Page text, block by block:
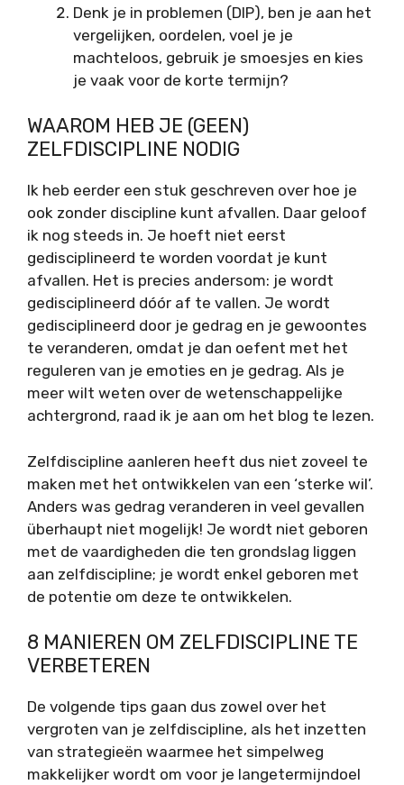
Denk je in problemen (DIP), ben je aan het
vergelijken, oordelen, voel je je
machteloos, gebruik je smoesjes en kies
je vaak voor de korte termijn?
WAAROM HEB JE (GEEN)
ZELFDISCIPLINE NODIG
Ik heb eerder een stuk geschreven over hoe je
ook zonder discipline kunt afvallen. Daar geloof
ik nog steeds in. Je hoeft niet eerst
gedisciplineerd te worden voordat je kunt
afvallen. Het is precies andersom: je wordt
gedisciplineerd dóór af te vallen. Je wordt
gedisciplineerd door je gedrag en je gewoontes
te veranderen, omdat je dan oefent met het
reguleren van je emoties en je gedrag. Als je
meer wilt weten over de wetenschappelijke
achtergrond, raad ik je aan om het blog te lezen.
Zelfdiscipline aanleren heeft dus niet zoveel te
maken met het ontwikkelen van een ‘sterke wil’.
Anders was gedrag veranderen in veel gevallen
überhaupt niet mogelijk! Je wordt niet geboren
met de vaardigheden die ten grondslag liggen
aan zelfdiscipline; je wordt enkel geboren met
de potentie om deze te ontwikkelen.
8 MANIEREN OM ZELFDISCIPLINE TE
VERBETEREN
De volgende tips gaan dus zowel over het
vergroten van je zelfdiscipline, als het inzetten
van strategieën waarmee het simpelweg
makkelijker wordt om voor je langetermijndoel